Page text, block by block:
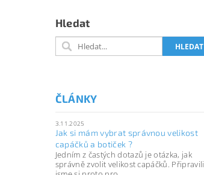
Hledat
ČLÁNKY
3.11.2025
Jak si mám vybrat správnou velikost
capáčků a botiček ?
Jedním z častých dotazů je otázka, jak
správně zvolit velikost capáčků. Připravili